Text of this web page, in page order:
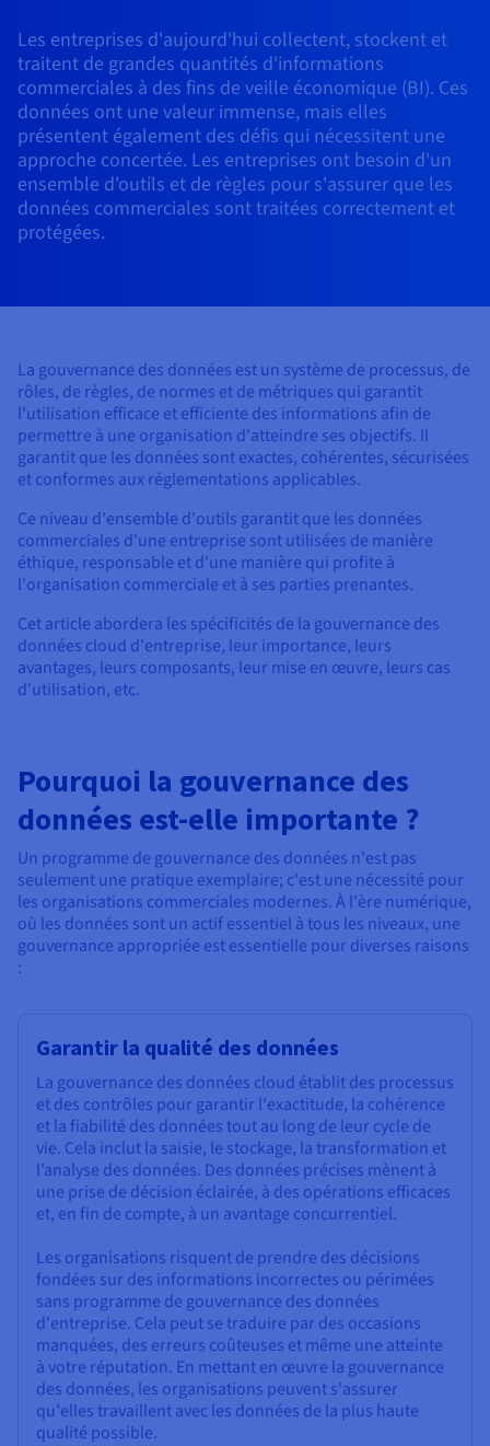
Quantum
Sécurité
Opérations
Tarifs
Roadmap & Changelog
DISTRIBUER MON TRAFIC
Répartiteur de charge
Tarifs
Disponibilités par régions
Documentation
AI Endpoints - Bases API
AI Endpoints - Batch API
GPUS
Nvidia H200
Nvidia L4
Toutes les GPUs →
Tarifs
Disponibilités par régions
Documentation
Roadmap & Changelog
Cloud HSM
Dedicated HSM
Infrastructure Anti-DDoS
Tarifs
Roadmap & Changelog
Disponibilités par régions
Documentation
Roadmap & Changelog
MCP Server
Tarifs
Disponibilités par régions
Documentation
Roadmap & Changelog
Guides et documentation
Conformité et certifications
Roadmap & Changelog
SAP HANA ON OVHCLOUD
SAP HANA on Bare Metal
SAP HANA on Private Cloud
Roadmap & Changelog
Cloud Native
AI & HPC
OPCP Packager
CLOUD READY
Self-Service Portal, API & IaC
IAM & Tenant Management
Gouvernance & Quotas
Observabilité
Roadmap & Changelog
PROTECTION & SÉCURITÉ
Infrastructure Anti-DDoS
Protection Game DDoS
DNSSEC
Roadmap & Changelog
Guides et documentation
Roadmap & Changelog
USAGES
Résilience et AZ
Grid computing
Virtualisation et conteneurisation
Tous les usages
Tarifs
OS & licences
Documentation
Roadmap & Changelog
Tous les usages
Documentation
Roadmap & Changelog
BGP Services
PROTECTION & SÉCURITÉ
Infrastructure Anti-DDoS
DNSSEC
Roadmap & Changelog
Bases de données additionnelles
Option Certificats SSL
Option CDN
USAGES
Héberger votre site WordPress
Créer mon site en 1 click
Créer ma boutique en ligne
Roadmap & Changelog
Les entreprises d'aujourd'hui collectent, stockent et
traitent de grandes quantités d'informations
commerciales à des fins de veille économique (BI). Ces
données ont une valeur immense, mais elles
présentent également des défis qui nécessitent une
approche concertée. Les entreprises ont besoin d'un
ensemble d'outils et de règles pour s'assurer que les
données commerciales sont traitées correctement et
protégées.
La gouvernance des données est un système de processus, de
rôles, de règles, de normes et de métriques qui garantit
l'utilisation efficace et efficiente des informations afin de
permettre à une organisation d'atteindre ses objectifs. Il
garantit que les données sont exactes, cohérentes, sécurisées
et conformes aux réglementations applicables.
Ce niveau d'ensemble d'outils garantit que les données
commerciales d'une entreprise sont utilisées de manière
éthique, responsable et d'une manière qui profite à
l'organisation commerciale et à ses parties prenantes.
Cet article abordera les spécificités de la gouvernance des
données cloud d'entreprise, leur importance, leurs
avantages, leurs composants, leur mise en œuvre, leurs cas
d'utilisation, etc.
Pourquoi la gouvernance des
données est-elle importante ?
Un programme de gouvernance des données n'est pas
seulement une pratique exemplaire; c'est une nécessité pour
les organisations commerciales modernes. À l'ère numérique,
où les données sont un actif essentiel à tous les niveaux, une
gouvernance appropriée est essentielle pour diverses raisons
:
Garantir la qualité des données
La gouvernance des données cloud établit des processus
et des contrôles pour garantir l'exactitude, la cohérence
et la fiabilité des données tout au long de leur cycle de
vie. Cela inclut la saisie, le stockage, la transformation et
l’analyse des données. Des données précises mènent à
une prise de décision éclairée, à des opérations efficaces
et, en fin de compte, à un avantage concurrentiel.
Les organisations risquent de prendre des décisions
fondées sur des informations incorrectes ou périmées
sans programme de gouvernance des données
d'entreprise. Cela peut se traduire par des occasions
manquées, des erreurs coûteuses et même une atteinte
à votre réputation. En mettant en œuvre la gouvernance
des données, les organisations peuvent s'assurer
qu'elles travaillent avec les données de la plus haute
qualité possible.